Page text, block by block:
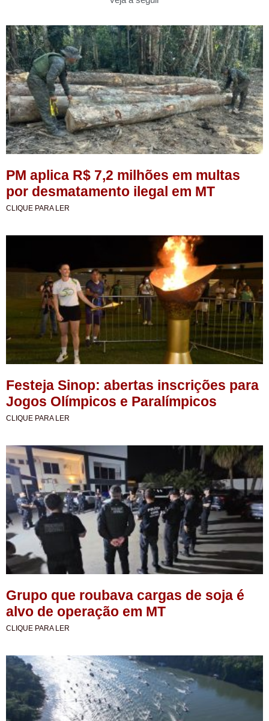
PM aplica R$ 7,2 milhões em multas
por desmatamento ilegal em MT
CLIQUE PARA LER
Festeja Sinop: abertas inscrições para
Jogos Olímpicos e Paralímpicos
CLIQUE PARA LER
Grupo que roubava cargas de soja é
alvo de operação em MT
CLIQUE PARA LER